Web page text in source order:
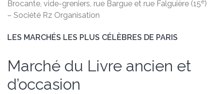
Brocante, vide-greniers, rue Bargue et rue Falguière (15e)
– Société Rz Organisation
LES MARCHÉS LES PLUS CÉLÈBRES DE PARIS
Marché du Livre ancien et
d’occasion